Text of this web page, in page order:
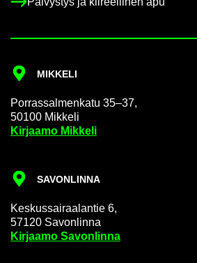
MIK­KE­LI
Por­ras­sal­men­ka­tu 35–37,
50100 Mik­ke­li
Kir­jaa­mo Mik­ke­li
SA­VON­LIN­NA
Kes­kus­sai­raa­lan­tie 6,
57120 Sa­von­lin­na
Kir­jaa­mo Sa­von­lin­na